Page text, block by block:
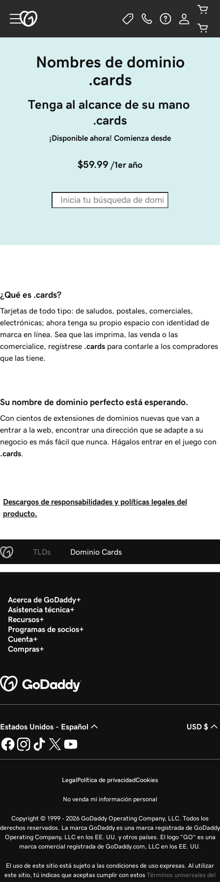
Nombres de dominio
.cards
Tenga al alcance de su mano
.cards
¡Disponible ahora! Comienza desde
$59.99 /1er año
¿Qué es .cards?
Tarjetas de todo tipo: de saludos, postales, comerciales,
electrónicas; ahora tenga su propio espacio con identidad de
marca en línea. Sea que las imprima, las venda o las
comercialice, regístrese .cards para contarle a los compradores
que las tiene.
Su nombre de dominio perfecto está esperando.
Con cientos de extensiones de dominios nuevas que van a
entrar a la web, encontrar una dirección que se adapte a su
negocio es más fácil que nunca. Hágalos entrar en el juego con
.cards
Descargos de responsabilidades y políticas legales del
producto.
TLDs Dominio Cards
Acerca de GoDaddy
Asistencia técnica
Recursos
Programas de socios
Cuenta
Compras
Estados Unidos - Español USD $
LegalPolítica de privacidadCookies
No venda mi información personal
Copyright © 1999 - 2026 GoDaddy Operating Company, LLC. Todos los
derechos reservados. La marca GoDaddy es una marca registrada de GoDaddy
Operating Company, LLC en los EE. UU. y otros países. El logo “GO” es una
marca comercial registrada de GoDaddy.com, LLC en los EE. UU.
El uso de este sitio está sujeto a las condiciones de uso expresas. Al utilizar
este sitio, tú indicas que aceptas cumplir con estos Términos universales del